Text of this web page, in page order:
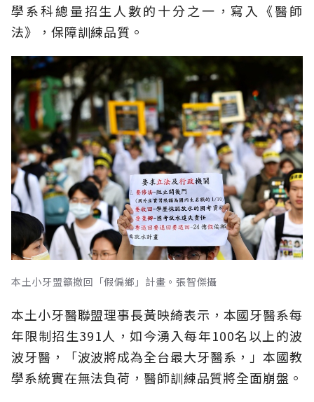
學系科總量招生人數的十分之一，寫入《醫師
法》，保障訓練品質。
本土小牙盟籲撤回「假偏鄉」計畫。張智傑攝
本土小牙醫聯盟理事長黃映綺表示，本國牙醫系每
年限制招生391人，如今湧入每年100名以上的波
波牙醫，「波波將成為全台最大牙醫系，」本國教
學系統實在無法負荷，醫師訓練品質將全面崩盤。